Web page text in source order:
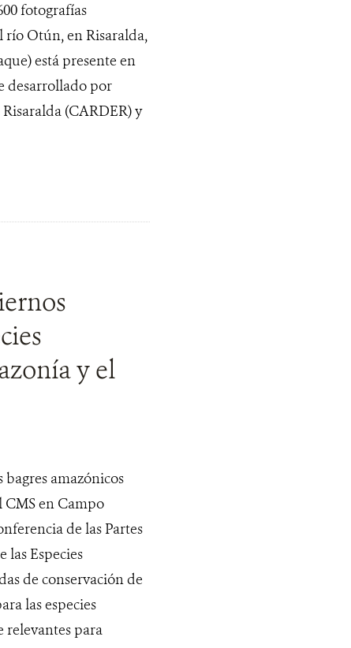
fotografías
río Otún, en Risaralda,
está presente en
desarrollado por
(CARDER) y
y el
amazónicos
en Campo
de las Partes
las Especies
de conservación de
las especies
relevantes para